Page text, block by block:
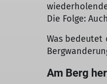
Die Folge:
Was bedeutet
Am Berg